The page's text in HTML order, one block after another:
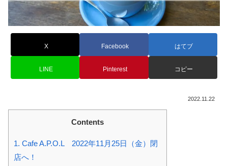
X Facebook はてブ
LINE Pinterest コピー
2022.11.22
Contents
1. Cafe A.P.O.L 2022年11月25日（金）閉
店へ！